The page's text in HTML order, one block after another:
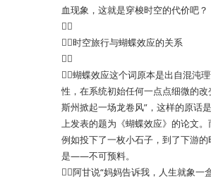
血现象，这就是穿梭时空的代价吧？

时空旅行与蝴蝶效应的关系

蝴蝶效应这个词原本是出自混沌
性，在系统初始任何一点点细微的
斯州掀起一场龙卷风”，这样的原话
上发表的题为《蝴蝶效应》的论文
例如投下了一枚小石子，到了下游
是——不可预料。
阿甘说“妈妈告诉我，人生就象一